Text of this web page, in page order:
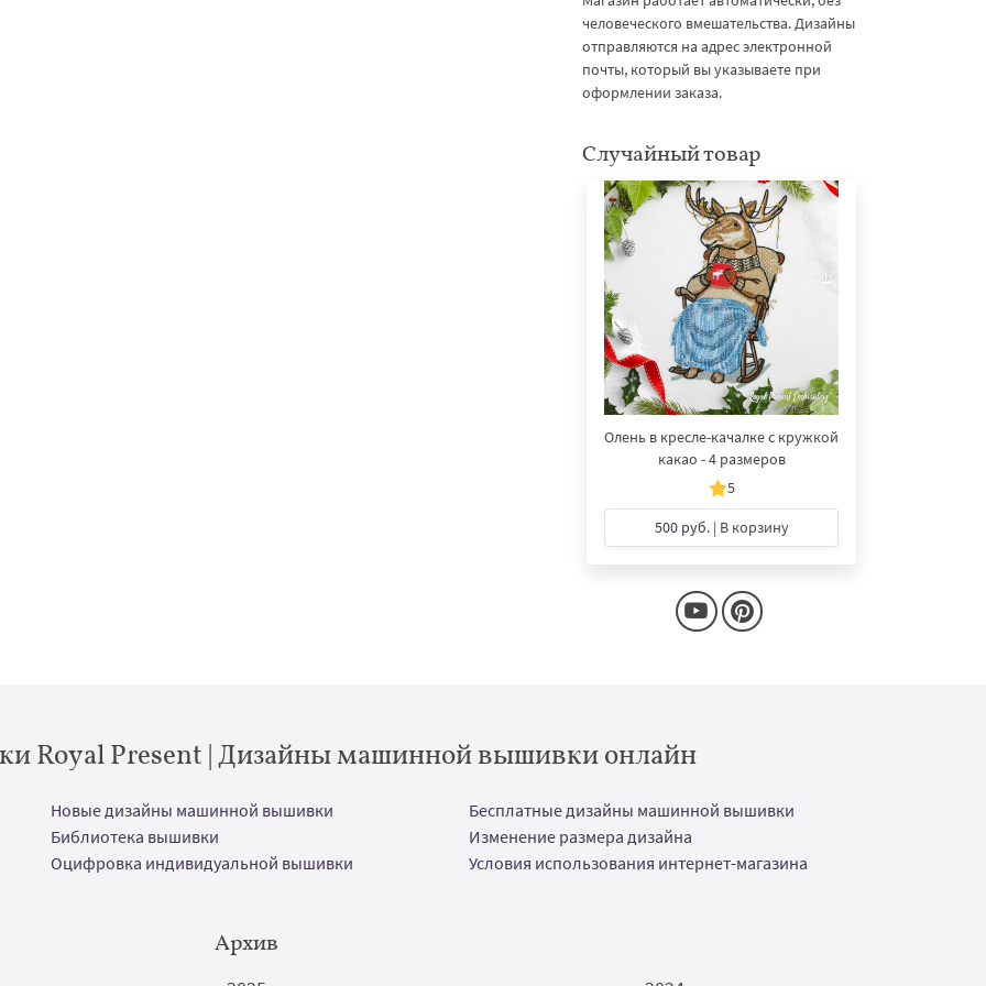
человеческого вмешательства. Дизайны
отправляются на адрес электронной
почты, который вы указываете при
оформлении заказа.
Случайный товар
Олень в кресле-качалке с кружкой
какао - 4 размеров
5
500 руб.| В корзину
Royal Present | Дизайны машинной вышивки онлайн
Новые дизайны машинной вышивки
Бесплатные дизайны машинной вышивки
Библиотека вышивки
Изменение размера дизайна
Оцифровка индивидуальной вышивки
Условия использования интернет-магазина
Архив